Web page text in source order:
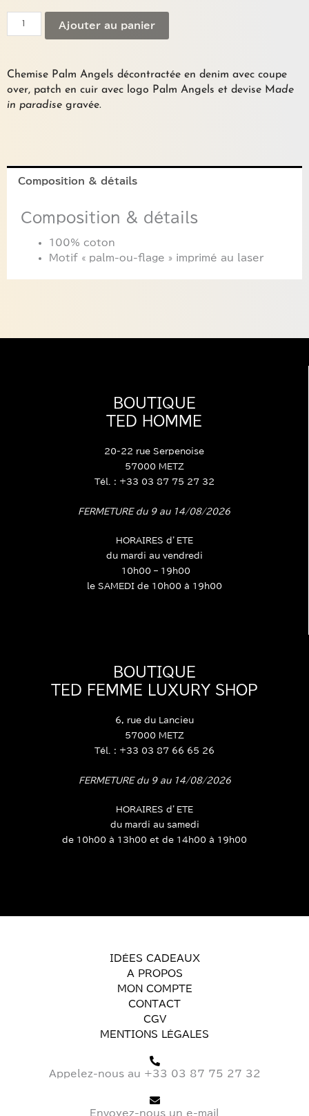
Veste
PALM
ANGELS
Ajouter au panier
Chemise Palm Angels décontractée en denim avec coupe
over, patch en cuir avec logo Palm Angels et devise Made
in paradise gravée.
Composition & détails
Composition & détails
100% coton
Motif « palm-ou-flage » imprimé au laser
BOUTIQUE
TED HOMME
20-22 rue Serpenoise
57000 METZ
Tél. : +33 03 87 75 27 32
FERMETURE du 9 au 14/08/2026
HORAIRES d’ETE
du mardi au vendredi
10h00 – 19h00
le SAMEDI de 10h00 à 19h00
BOUTIQUE
TED FEMME LUXURY SHOP
6, rue du Lancieu
57000 METZ
Tél. : +33 03 87 66 65 26
FERMETURE du 9 au 14/08/2026
HORAIRES d’ETE
du mardi au samedi
de 10h00 à 13h00 et de 14h00 à 19h00
IDÉES CADEAUX
A PROPOS
MON COMPTE
CONTACT
CGV
MENTIONS LÉGALES
Appelez-nous au +33 03 87 75 27 32
Envoyez-nous un e-mail